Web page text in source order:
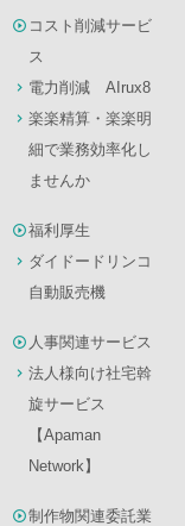
コスト削減サービ
ス
電力削減 AIrux8
楽楽精算・楽楽明
細で業務効率化し
ませんか
福利厚生
ダイドードリンコ
自動販売機
人事関連サービス
法人様向け社宅斡
旋サービス
【Apaman
Network】
制作物関連委託業